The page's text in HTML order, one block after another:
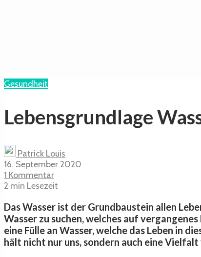
Gesundheit
Lebensgrundlage
Patrick Louis
16. September 2020
1 Kommentar
2 min Lesezeit
Das Wasser ist der Grundbaustein allen
Wasser zu suchen, welches auf
eine Fülle an Wasser, welche das Leben in
hält nicht nur uns, sondern auch eine Vielfalt